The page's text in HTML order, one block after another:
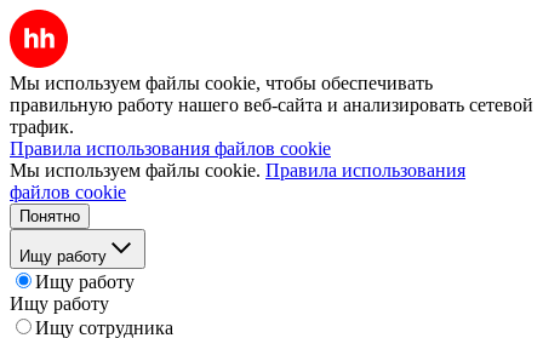
Мы используем файлы cookie, чтобы обеспечивать
правильную работу нашего веб-сайта и анализировать сетевой
трафик.
Правила использования файлов cookie
Мы используем файлы cookie. Правила использования
файлов cookie
Понятно
Ищу работу
Ищу работу
Ищу работу
Ищу сотрудника